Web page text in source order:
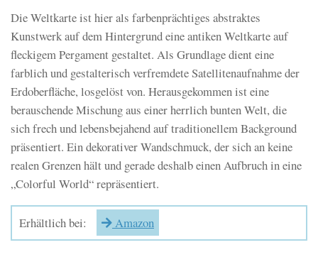
Die Weltkarte ist hier als farbenprächtiges abstraktes
Kunstwerk auf dem Hintergrund eine antiken Weltkarte auf
fleckigem Pergament gestaltet. Als Grundlage dient eine
farblich und gestalterisch verfremdete Satellitenaufnahme der
Erdoberfläche, losgelöst von. Herausgekommen ist eine
berauschende Mischung aus einer herrlich bunten Welt, die
sich frech und lebensbejahend auf traditionellem Background
präsentiert. Ein dekorativer Wandschmuck, der sich an keine
realen Grenzen hält und gerade deshalb einen Aufbruch in eine
„Colorful World“ repräsentiert.
Erhältlich bei: Amazon